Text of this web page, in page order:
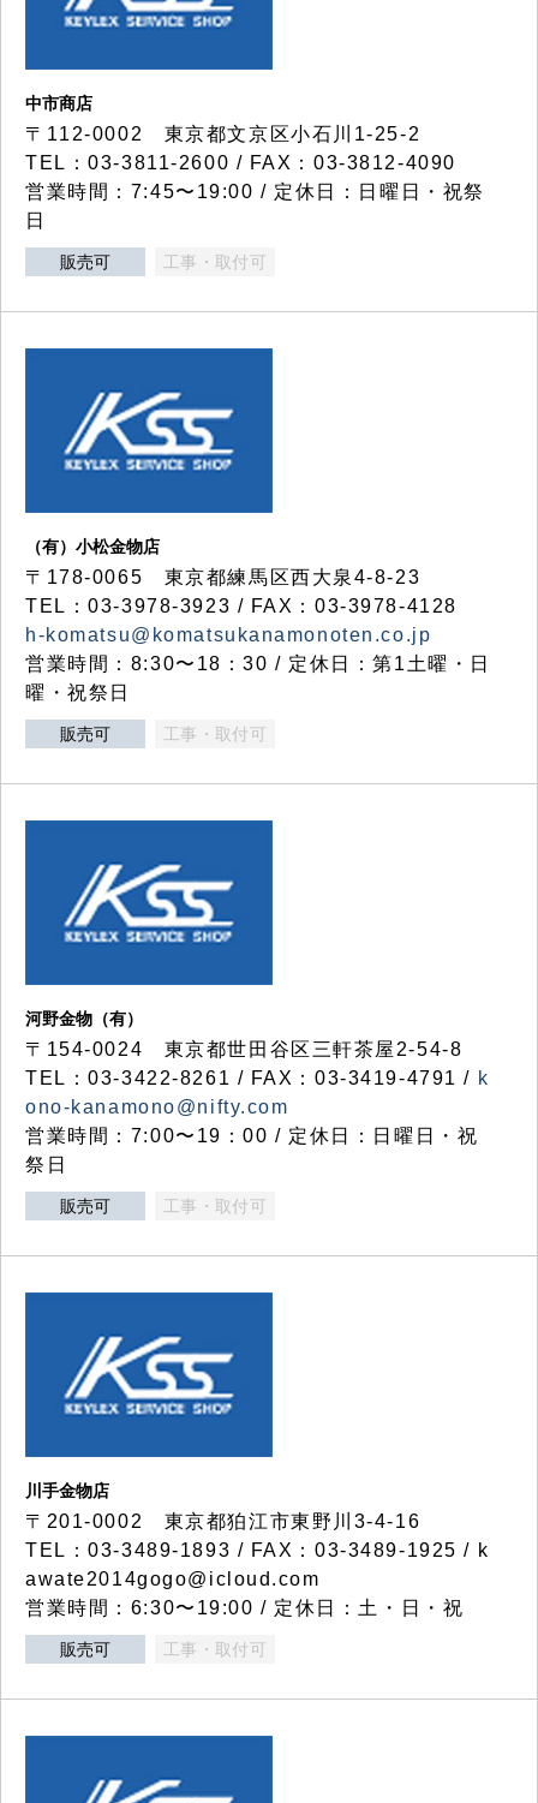
中市商店
〒112-0002 東京都文京区小石川1-25-2
TEL：03-3811-2600 / FAX：03-3812-4090
営業時間：7:45〜19:00 / 定休日：日曜日・祝祭
日
販売可 工事・取付可
（有）小松金物店
〒178-0065 東京都練馬区西大泉4-8-23
TEL：03-3978-3923 / FAX：03-3978-4128
h-komatsu@komatsukanamonoten.co.jp
営業時間：8:30〜18：30 / 定休日：第1土曜・日
曜・祝祭日
販売可 工事・取付可
河野金物（有）
〒154-0024 東京都世田谷区三軒茶屋2-54-8
TEL：03-3422-8261 / FAX：03-3419-4791 / k
ono-kanamono@nifty.com
営業時間：7:00〜19：00 / 定休日：日曜日・祝
祭日
販売可 工事・取付可
川手金物店
〒201-0002 東京都狛江市東野川3-4-16
TEL：03-3489-1893 / FAX：03-3489-1925 / k
awate2014gogo@icloud.com
営業時間：6:30〜19:00 / 定休日：土・日・祝
販売可 工事・取付可